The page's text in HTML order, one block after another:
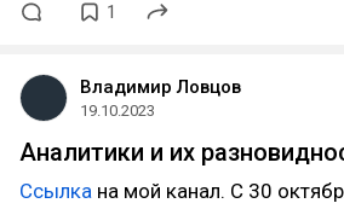
1
Владимир Ловцов
19.10.2023
Аналитики и их
Ссылка на мой канал. С 30